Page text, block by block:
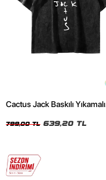
Cactus Jack Baskılı Yıkamalı
799,00 TL 639,20 TL